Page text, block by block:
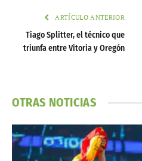
ARTÍCULO ANTERIOR
Tiago Splitter, el técnico que
triunfa entre Vitoria y Oregón
OTRAS NOTICIAS